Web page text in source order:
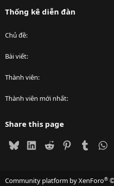
Thống kê diễn đàn
Chủ đề
Bài viết
Thành viên
Thành viên mới nhất
Share this page
BlueskyLinkedIn
Reddit PinterestTumblr
Community platform by XenForo®